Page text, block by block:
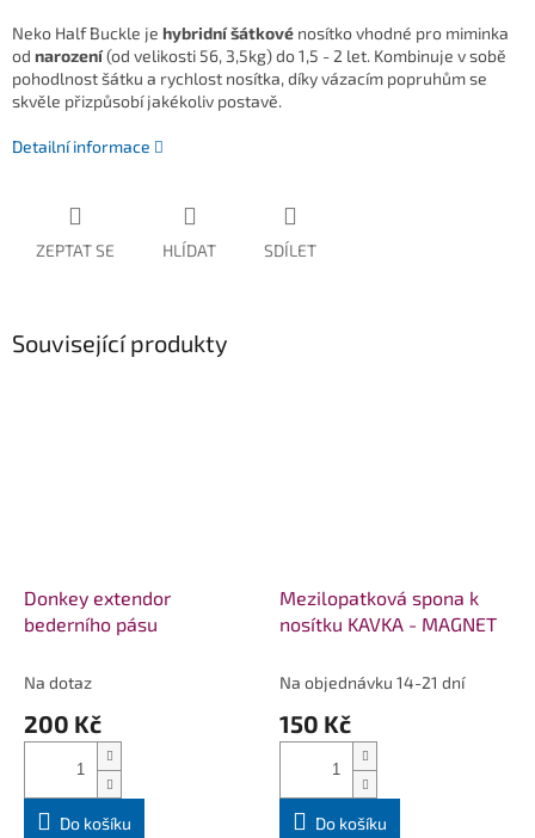
Neko Half Buckle je hybridní šátkové nosítko vhodné pro miminka
od narození(od velikosti 56, 3,5kg) do 1,5 - 2 let. Kombinuje v sobě
pohodlnost šátku a rychlost nosítka, díky vázacím popruhům se
skvěle přizpůsobí jakékoliv postavě.
Detailní informace
ZEPTAT SE HLÍDAT SDÍLET
Související produkty
Donkey extendor
bederního pásu
Na dotaz
200 Kč
Do košíku
Mezilopatková spona k
nosítku KAVKA - MAGNET
Na objednávku 14-21 dní
150 Kč
Do košíku